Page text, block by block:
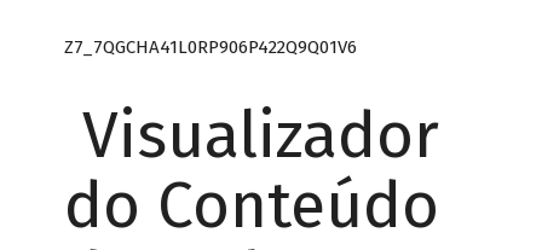
Z7_7QGCHA41L0RP906P422Q9Q01V6
Visualizador
do Conteúdo